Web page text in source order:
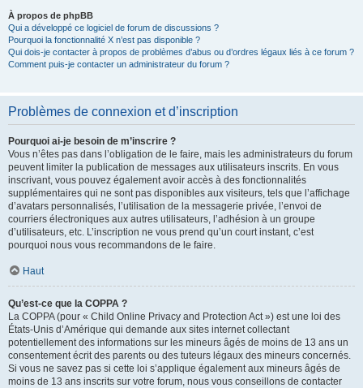
À propos de phpBB
Qui a développé ce logiciel de forum de discussions ?
Pourquoi la fonctionnalité X n’est pas disponible ?
Qui dois-je contacter à propos de problèmes d’abus ou d’ordres légaux liés à ce forum ?
Comment puis-je contacter un administrateur du forum ?
Problèmes de connexion et d’inscription
Pourquoi ai-je besoin de m’inscrire ?
Vous n’êtes pas dans l’obligation de le faire, mais les administrateurs du forum
peuvent limiter la publication de messages aux utilisateurs inscrits. En vous
inscrivant, vous pouvez également avoir accès à des fonctionnalités
supplémentaires qui ne sont pas disponibles aux visiteurs, tels que l’affichage
d’avatars personnalisés, l’utilisation de la messagerie privée, l’envoi de
courriers électroniques aux autres utilisateurs, l’adhésion à un groupe
d’utilisateurs, etc. L’inscription ne vous prend qu’un court instant, c’est
pourquoi nous vous recommandons de le faire.
Haut
Qu’est-ce que la COPPA ?
La COPPA (pour « Child Online Privacy and Protection Act ») est une loi des
États-Unis d’Amérique qui demande aux sites internet collectant
potentiellement des informations sur les mineurs âgés de moins de 13 ans un
consentement écrit des parents ou des tuteurs légaux des mineurs concernés.
Si vous ne savez pas si cette loi s’applique également aux mineurs âgés de
moins de 13 ans inscrits sur votre forum, nous vous conseillons de contacter